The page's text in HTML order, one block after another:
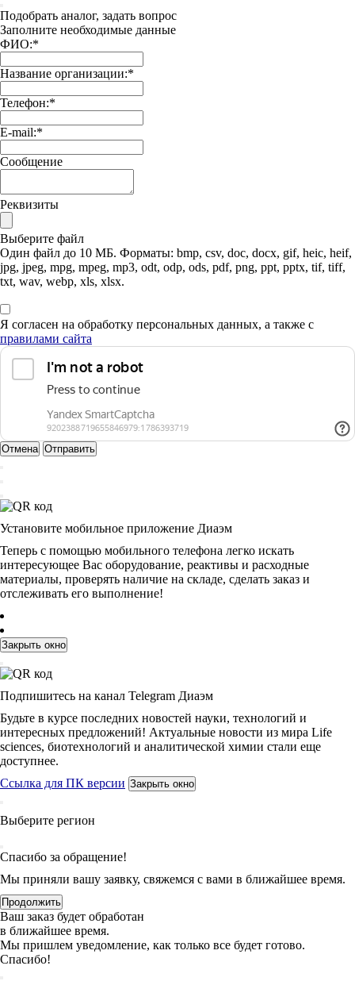
Подобрать аналог, задать вопрос
Заполните необходимые данные
ФИО:*
Название организации:*
Телефон:*
E-mail:*
Сообщение
Реквизиты
Выберите файл
Один файл до 10 МБ. Форматы: bmp, csv, doc, docx, gif, heic, heif,
jpg, jpeg, mpg, mpeg, mp3, odt, odp, ods, pdf, png, ppt, pptx, tif, tiff,
txt, wav, webp, xls, xlsx.
Я согласен на обработку персональных данных, а также с
правилами сайта
Отмена Отправить
Установите мобильное приложение Диаэм
Теперь с помощью мобильного телефона легко искать
интересующее Вас оборудование, реактивы и расходные
материалы, проверять наличие на складе, сделать заказ и
отслеживать его выполнение!
Закрыть окно
Подпишитесь на канал Telegram Диаэм
Будьте в курсе последних новостей науки, технологий и
интересных предложений! Актуальные новости из мира Life
sciences, биотехнологий и аналитической химии стали еще
доступнее.
Ссылка для ПК версии Закрыть окно
Выберите регион
Спасибо за обращение!
Мы приняли вашу заявку, свяжемся с вами в ближайшее время.
Продолжить
Ваш заказ будет обработан
в ближайшее время.
Мы пришлем уведомление, как только все будет готово.
Спасибо!